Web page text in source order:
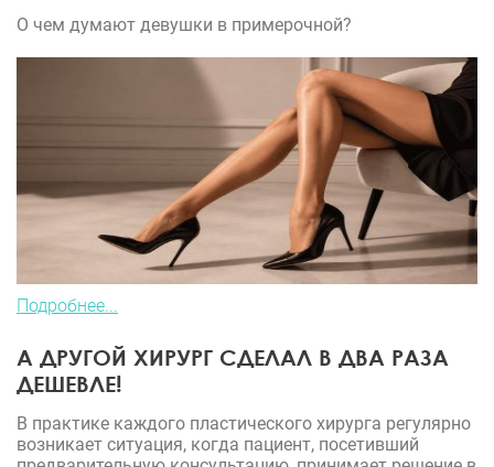
О чем думают девушки в примерочной?
Подробнее...
А ДРУГОЙ ХИРУРГ СДЕЛАЛ В ДВА РАЗА
ДЕШЕВЛЕ!
В практике каждого пластического хирурга регулярно
возникает ситуация, когда пациент, посетивший